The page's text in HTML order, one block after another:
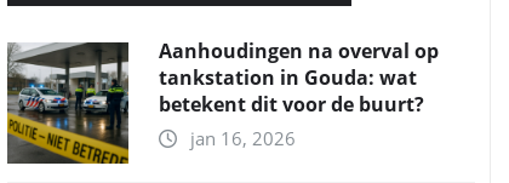
Aanhoudingen na overval op
tankstation in Gouda: wat
betekent dit voor de buurt?
jan 16, 2026